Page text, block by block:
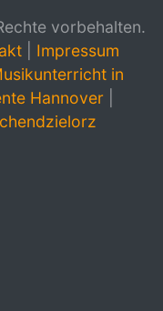
vorbehalten.
Impressum
in
Hannover